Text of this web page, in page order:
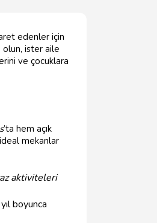
edenler için
olun, ister aile
ve çocuklara
’ta hem açık
mekanlar
aktiviteleri
boyunca